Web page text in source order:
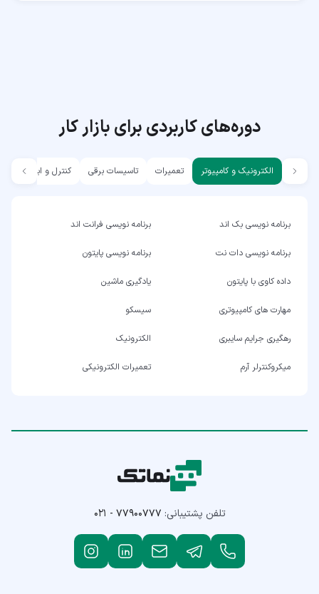
دوره‌های کاربردی برای بازار کار
الکترونیک و کامپیوتر تعمیرات تاسیسات برقی کنترل و ابزار دقیق
برنامه نویسی بک اند برنامه نویسی فرانت اند
برنامه نویسی دات نت برنامه نویسی پایتون
داده کاوی با پایتون یادگیری ماشین
مهارت های کامپیوتری سیسکو
رهگیری جرایم سایبری الکترونیک
میکروکنترلر آرم تعمیرات الکترونیکی
تلفن پشتیبانی: ۰۲۱ - ۷۷۹۰۰۷۷۷